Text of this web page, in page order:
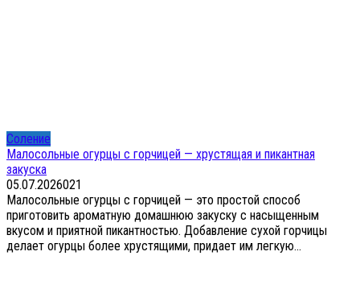
Соление
Малосольные огурцы с горчицей — хрустящая и пикантная
закуска
05.07.2026021
Малосольные огурцы с горчицей — это простой способ
приготовить ароматную домашнюю закуску с насыщенным
вкусом и приятной пикантностью. Добавление сухой горчицы
делает огурцы более хрустящими, придает им легкую...